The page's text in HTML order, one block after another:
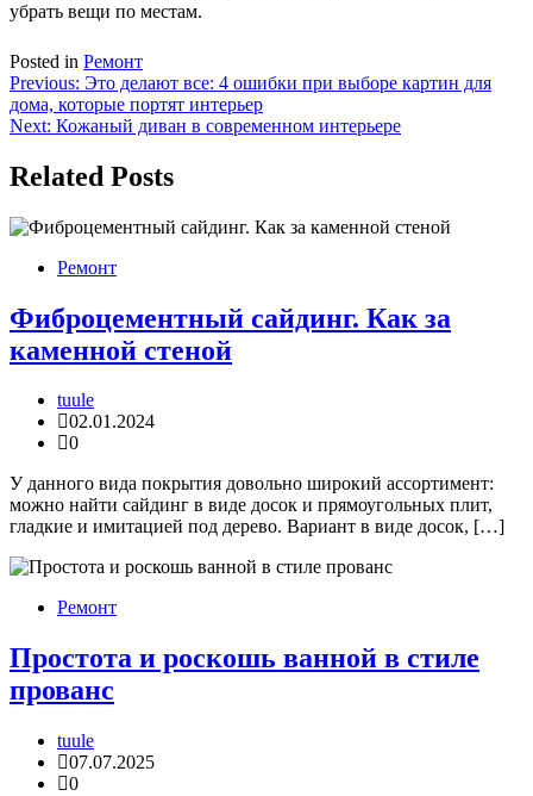
убрать вещи по местам.
Posted in Ремонт
Навигация
по
Previous: Это делают все: 4 ошибки при выборе картин для
дома, которые портят интерьер
Next: Кожаный диван в современном интерьере
Related Posts
Ремонт
Фиброцементный сайдинг. Как за
каменной стеной
tuule
02.01.2024
0
У данного вида покрытия довольно широкий ассортимент:
можно найти сайдинг в виде досок и прямоугольных плит,
гладкие и имитацией под дерево. Вариант в виде досок, […]
Ремонт
Простота и роскошь ванной в стиле
прованс
tuule
07.07.2025
0